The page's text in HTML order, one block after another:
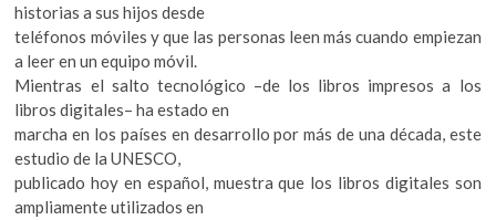
historias a sus hijos desde
teléfonos móviles y que las personas leen más cuando empiezan
a leer en un equipo móvil.
Mientras el salto tecnológico –de los libros impresos a los
libros digitales– ha estado en
marcha en los países en desarrollo por más de una década, este
estudio de la UNESCO,
publicado hoy en español, muestra que los libros digitales son
ampliamente utilizados en